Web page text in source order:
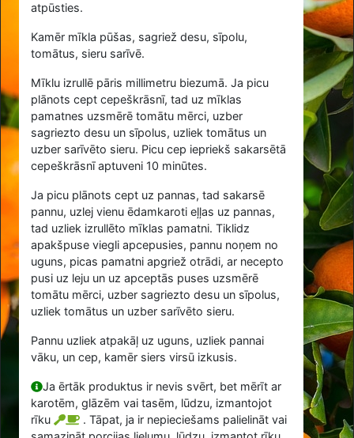
atpūsties.
Kamēr mīkla pūšas, sagriež desu, sīpolu,
tomātus, sieru sarīvē.
Mīklu izrullē pāris millimetru biezumā. Ja picu
plānots cept cepeškrāsnī, tad uz mīklas
pamatnes uzsmērē tomātu mērci, uzber
sagriezto desu un sīpolus, uzliek tomātus un
uzber sarīvēto sieru. Picu cep iepriekš sakarsētā
cepeškrāsnī aptuveni 10 minūtes.
Ja picu plānots cept uz pannas, tad sakarsē
pannu, uzlej vienu ēdamkaroti eļļas uz pannas,
tad uzliek izrullēto mīklas pamatni. Tiklidz
apakšpuse viegli apcepusies, pannu noņem no
uguns, picas pamatni apgriež otrādi, ar necepto
pusi uz leju un uz apceptās puses uzsmērē
tomātu mērci, uzber sagriezto desu un sīpolus,
uzliek tomātus un uzber sarīvēto sieru.
Pannu uzliek atpakāļ uz uguns, uzliek pannai
vāku, un cep, kamēr siers virsū izkusis.
Ja ērtāk produktus ir nevis svērt, bet mērīt ar
karotēm, glāzēm vai tasēm, lūdzu, izmantojot
rīku
. Tāpat, ja ir nepieciešams palielināt vai